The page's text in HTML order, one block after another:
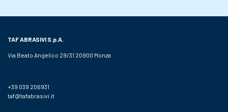
TAF ABRASIVI S.p.A.
Via Beato Angelico 29/31 20900 Monza
+39 039 206931
taf@tafabrasivi.it